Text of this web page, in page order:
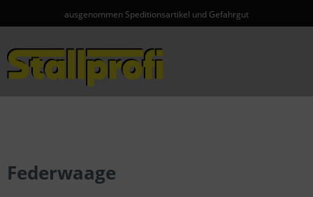
ausgenommen Speditionsartikel und Gefahrgut
Federwaage